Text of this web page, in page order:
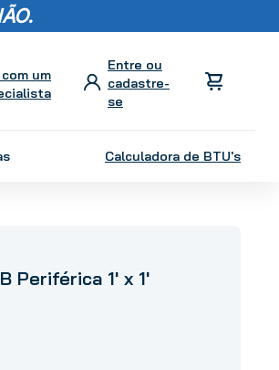
com um
Calculadora de BTU's
Periférica 1' x 1'